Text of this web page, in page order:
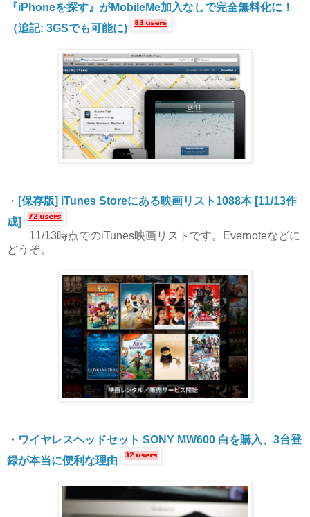
『iPhoneを探す』がMobileMe加入なしで完全無料化に！
（追記: 3GSでも可能に)
・ [保存版] iTunes Storeにある映画リスト1088本 [11/13作
成]
11/13時点でのiTunes映画リストです。Evernoteなどに
どうぞ。
・ ワイヤレスヘッドセット SONY MW600 白を購入、3台登
録が本当に便利な理由